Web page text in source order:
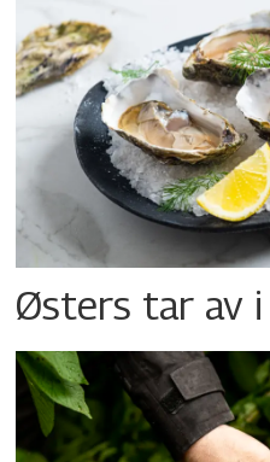
Østers tar av i